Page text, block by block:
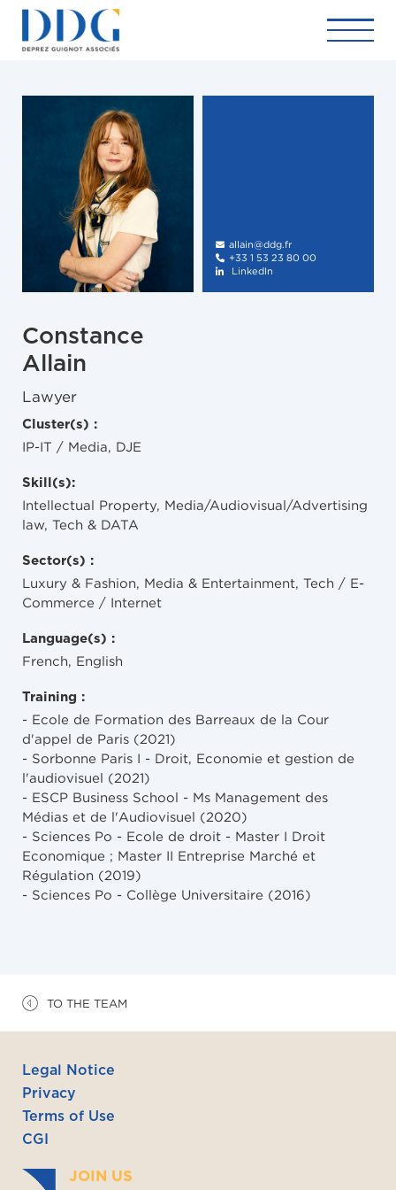
 allain@ddg.fr
 +33 1 53 23 80 00
 LinkedIn
Constance
Allain
Lawyer
Cluster(s) :
IP-IT / Media, DJE
Skill(s):
Intellectual Property, Media/Audiovisual/Advertising
law, Tech & DATA
Sector(s) :
Luxury & Fashion, Media & Entertainment, Tech / E-
Commerce / Internet
Language(s) :
French, English
Training :
- Ecole de Formation des Barreaux de la Cour
d'appel de Paris (2021)
- Sorbonne Paris I - Droit, Economie et gestion de
l'audiovisuel (2021)
- ESCP Business School - Ms Management des
Médias et de l'Audiovisuel (2020)
- Sciences Po - Ecole de droit - Master I Droit
Economique ; Master II Entreprise Marché et
Régulation (2019)
- Sciences Po - Collège Universitaire (2016)
TO THE TEAM
Legal Notice
Privacy
Terms of Use
CGI
JOIN US